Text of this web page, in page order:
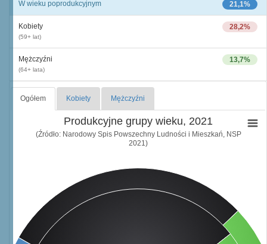
21,1%
W wieku poprodukcyjnym
28,2%
Kobiety
(59+ lat)
13,7%
Mężczyźni
(64+ lata)
Ogółem Kobiety Mężczyźni
Produkcyjne grupy wieku, 2021
(Źródło: Narodowy Spis Powszechny Ludności i Mieszkań, NSP
2021)